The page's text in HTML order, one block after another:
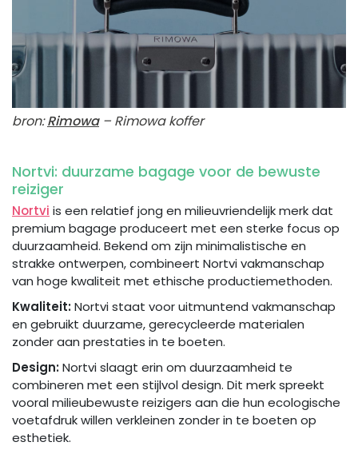
bron:Rimowa– Rimowa koffer
Nortvi: duurzame bagage voor de bewuste
reiziger
Nortvi is een relatief jong en milieuvriendelijk merk dat
premium bagage produceert met een sterke focus op
duurzaamheid. Bekend om zijn minimalistische en
strakke ontwerpen, combineert Nortvi vakmanschap
van hoge kwaliteit met ethische productiemethoden.
Kwaliteit:Nortvi staat voor uitmuntend vakmanschap
en gebruikt duurzame, gerecycleerde materialen
zonder aan prestaties in te boeten.
Design:Nortvi slaagt erin om duurzaamheid te
combineren met een stijlvol design. Dit merk spreekt
vooral milieubewuste reizigers aan die hun ecologische
voetafdruk willen verkleinen zonder in te boeten op
esthetiek.